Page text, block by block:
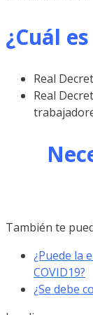
¿Cuál
Real
Real
También te
¿Puede la
COVID19?
¿Se debe